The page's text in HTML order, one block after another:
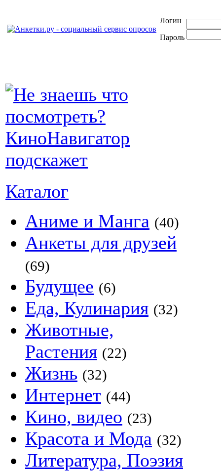
Логин
Пароль
Каталог
Аниме и Манга (40)
Анкеты для друзей
(69)
Будущее (6)
Еда, Кулинария (32)
Животные,
Растения (22)
Жизнь (32)
Интернет (44)
Кино, видео (23)
Красота и Мода (32)
Литература, Поэзия